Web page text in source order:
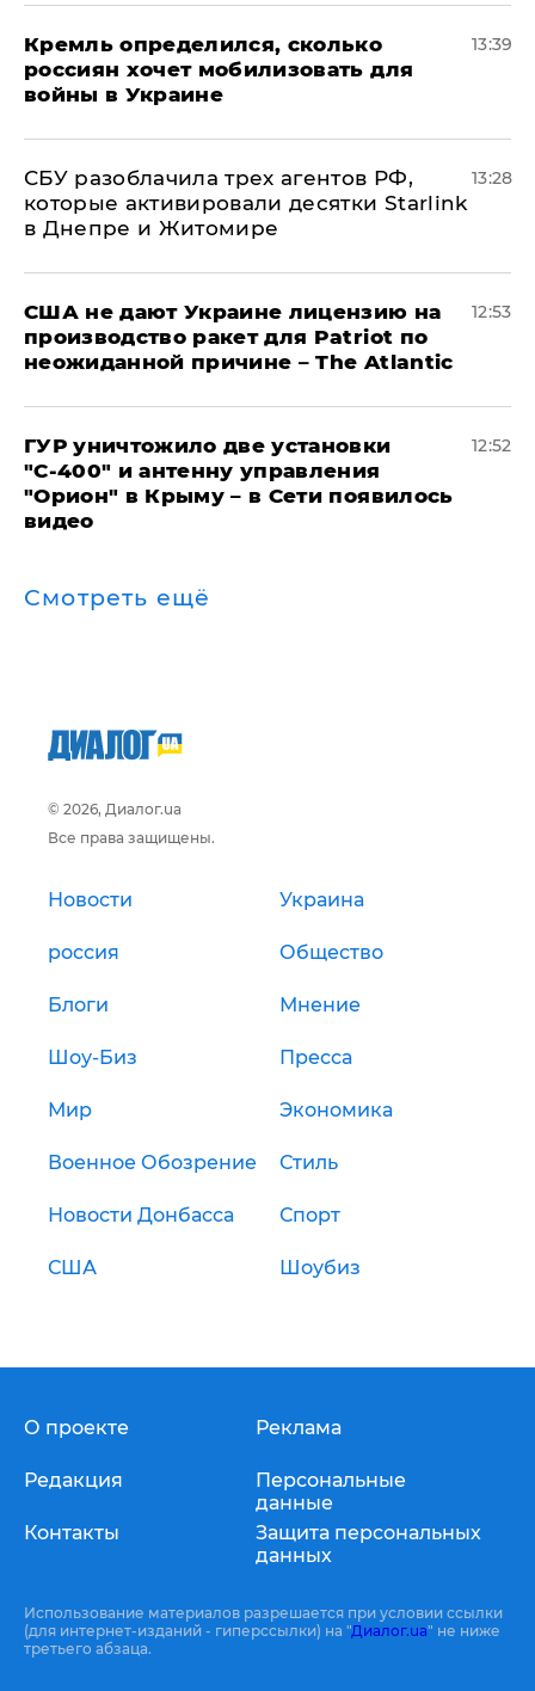
Кремль определился, сколько
россиян хочет мобилизовать для
войны в Украине
13:39
СБУ разоблачила трех агентов РФ,
которые активировали десятки Starlink
в Днепре и Житомире
13:28
США не дают Украине лицензию на
производство ракет для Patriot по
неожиданной причине – The Atlantic
12:53
ГУР уничтожило две установки
"С‑400" и антенну управления
"Орион" в Крыму – в Сети появилось
видео
12:52
Смотреть ещё
© 2026, Диалог.ua
Все права защищены.
Новости Украина
россия Общество
Блоги Мнение
Шоу-Биз Пресса
Мир Экономика
Военное Обозрение Стиль
Новости Донбасса Спорт
США Шоубиз
О проекте
Редакция
Контакты
Реклама
Персональные
данные
Защита персональных
данных
Использование материалов разрешается при условии ссылки
(для интернет-изданий - гиперссылки) на "Диалог.ua" не ниже
третьего абзаца.